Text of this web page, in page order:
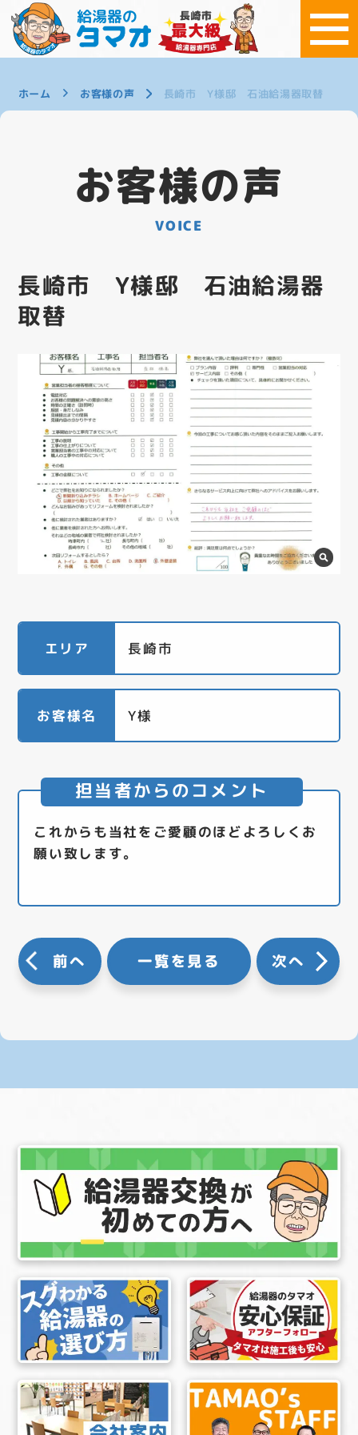
ホーム お客様の声 長崎市 Y様邸 石油給湯器取替
お客様の声
VOICE
長崎市 Y様邸 石油給湯器
取替
エリア 長崎市
お客様名 Y様
担当者からのコメント
これからも当社をご愛顧のほどよろしくお
願い致します。
前へ 一覧を見る 次へ